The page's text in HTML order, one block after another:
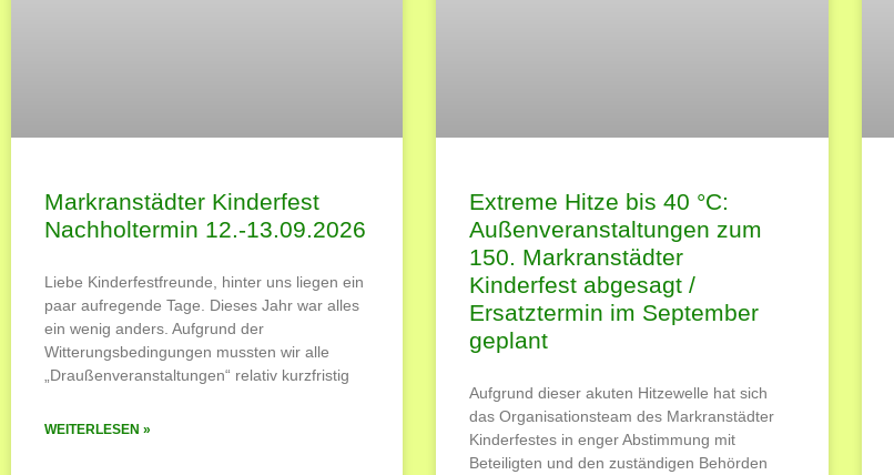
Markranstädter Kinderfest
Nachholtermin 12.-13.09.2026
Liebe Kinderfestfreunde, hinter uns liegen ein
paar aufregende Tage. Dieses Jahr war alles
ein wenig anders. Aufgrund der
Witterungsbedingungen mussten wir alle
„Draußenveranstaltungen“ relativ kurzfristig
WEITERLESEN »
Extreme Hitze bis 40 °C:
Außenveranstaltungen zum
150. Markranstädter
Kinderfest abgesagt /
Ersatztermin im September
geplant
Aufgrund dieser akuten Hitzewelle hat sich
das Organisationsteam des Markranstädter
Kinderfestes in enger Abstimmung mit
Beteiligten und den zuständigen Behörden